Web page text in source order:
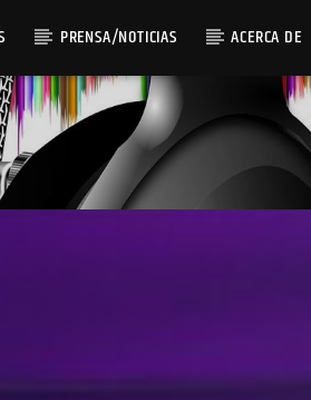
PRENSA/NOTICIAS ACERCA DE